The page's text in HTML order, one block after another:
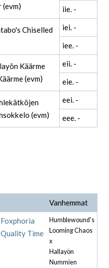
(evm)
iie. -
Chiselled
iei. -
iee. -
Käärme
(evm)
eii. -
eie. -
(evm)
eei. -
eee. -
Vanhemmat
Foxphoria
Quality Time
Humblewound's
Looming Chaos
x
Hallayön
Nummien